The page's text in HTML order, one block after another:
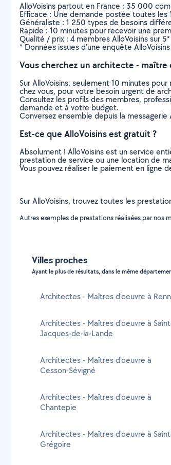
AlloVoisins partout en France : 35 000
Efficace : Une demande postée toutes
Généraliste : 1 250 types de besoins
Rapide : 10 minutes pour recevoir une
Qualité / prix : 4 membres AlloVoisins sur
* Données issues d’une enquête
Vous cherchez un architecte - maître
Sur AlloVoisins, seulement 10 minutes
chez vous, pour votre besoin urgent de
Consultez les profils des membres,
demande et à votre budget.
Conversez ensemble depuis la
Est-ce que AlloVoisins est gratuit ?
Absolument ! AlloVoisins est un service
prestation de service ou une location de
Vous pouvez réaliser le paiement en ligne
Sur AlloVoisins, trouvez toutes les
Autres exemples de prestations réalisées par
Villes proches
Ayant le plus de résultats, dans le même
Architectes - Maîtres d'oeuvre à
Architectes - Maîtres d'oeuvre à
Jacques-de-la-Lande
Architectes - Maîtres d'oeuvre à
Cesson-Sévigné
Architectes - Maîtres d'oeuvre à
Chantepie
Architectes - Maîtres d'oeuvre à
Grégoire